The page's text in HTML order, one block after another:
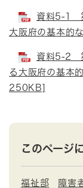
資料5-1
大阪府の基本的
資料5-2
る大阪府の基本
250KB]
このページ
福祉部 障害